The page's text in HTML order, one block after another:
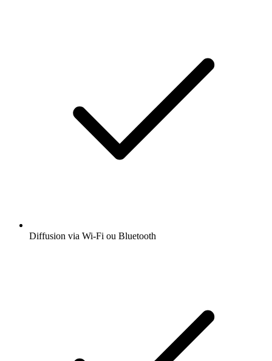
Diffusion via Wi-Fi ou Bluetooth